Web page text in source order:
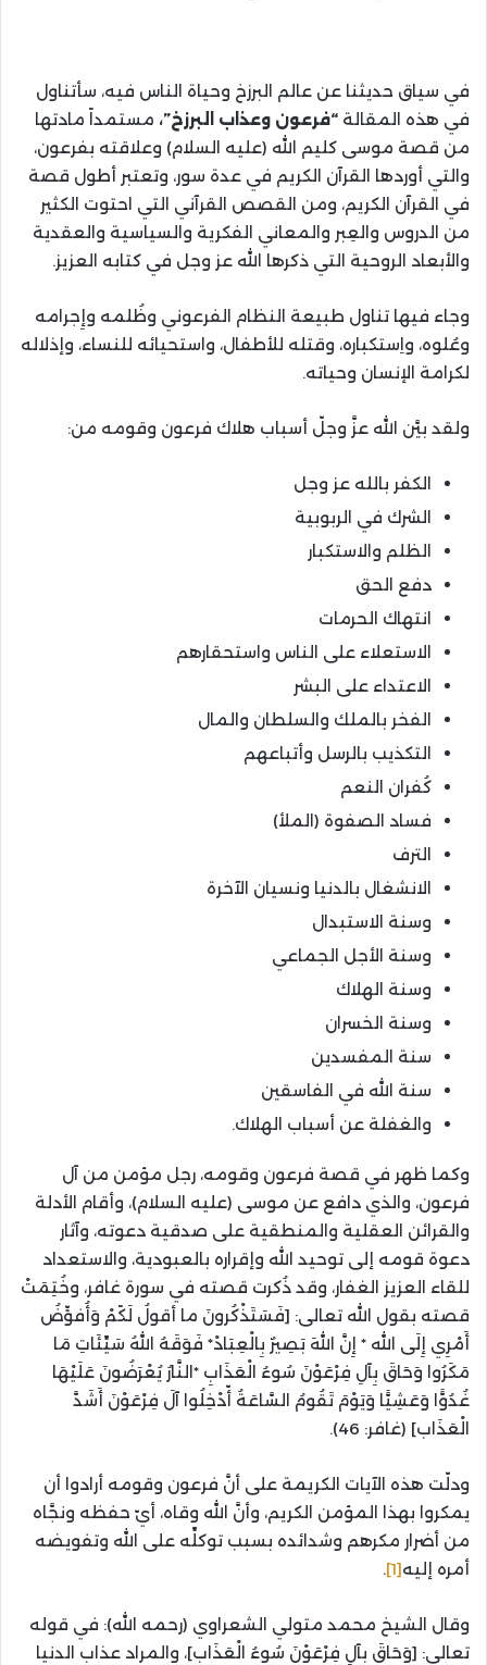
في سياق حديثنا عن عالم البرزخ وحياة الناس فيه، سأتناول
في هذه المقالة “فرعون وعذاب البرزخ”، مستمداً مادتها
من قصة موسى كليم الله (عليه السلام) وعلاقته بفرعون،
والتي أوردها القرآن الكريم في عدة سور، وتعتبر أطول قصة
في القرآن الكريم، ومن القصص القرآني التي احتوت الكثير
من الدروس والعِبر والمعاني الفكرية والسياسية والعقدية
والأبعاد الروحية التي ذكرها الله عز وجل في كتابه العزيز.
وجاء فيها تناول طبيعة النظام الفرعوني وظُلمه وإِجرامه
وعُلوه، واِستكباره، وقتله للأطفال، واستحيائه للنساء، وإذلاله
لكرامة الإنسان وحياته.
ولقد بيَّن الله عزَّ وجلّ أسباب هلاك فرعون وقومه من:
الكفر بالله عز وجل
الشرك في الربوبية
الظلم والاستكبار
دفع الحق
انتهاك الحرمات
الاستعلاء على الناس واستحقارهم
الاعتداء على البشر
الفخر بالملك والسلطان والمال
التكذيب بالرسل وأتباعهم
كُفران النعم
فساد الصفوة (الملأ)
الترف
الانشغال بالدنيا ونسيان الآخرة
وسنة الاستبدال
وسنة الأجل الجماعي
وسنة الهلاك
وسنة الخسران
سنة المفسدين
سنة الله في الفاسقين
والغفلة عن أسباب الهلاك.
وكما ظهر في قصة فرعون وقومه، رجل مؤمن من آل
فرعون، والذي دافع عن موسى (عليه السلام)، وأقام الأدلة
والقرائن العقلية والمنطقية على صدقية دعوته، وآثار
دعوة قومه إلى توحيد الله وإقراره بالعبودية، والاستعداد
للقاء العزيز الغفار، وقد ذُكرت قصته في سورة غافر، وخُتِمَتْ
قصته بقول الله تعالى: [فَسَتَذْكُرونَ ما أقولُ لَكًمْ وَأُفوٍّضُ
أَمْرِي إِلَى الله * إِنَّ اللهَ بَصِيرٌ بِالْعِبَادْ* فَوَقَهُ اللهُ سَيِّئَاتِ مَا
مَكَرُوا وَحَاقَ بِآلِ فِرْعَوْنَ سُوءُ الْعَذَابِ *النَّارُ يُعْرَضُونَ عَلَيْهَا
غُدُوًّا وَعَشِيًّا وَيَوْمَ تَقُومُ السَّاعَةُ أّدْخِلُوا آلَ فِرْعَوْنَ أَشَدَّ
الْعَذَاب] (غافر: 46).
ودلّت هذه الآيات الكريمة على أنَّ فرعون وقومه أرادوا أن
يمكروا بهذا المؤمن الكريم، وأنَّ الله وقاه، أيّ حفظه ونجَّاه
من أضرار مكرهم وشدائده بسبب توكلِّه على الله وتفويضه
أمره إليه[1]
.
وقال الشيخ محمد متولي الشعراوي (رحمه الله): في قوله
تعالى: [وَحَاقَ بِآلِ فِرْعَوْنَ سُوءُ الْعَذَابِ]، والمراد عذاب الدنيا